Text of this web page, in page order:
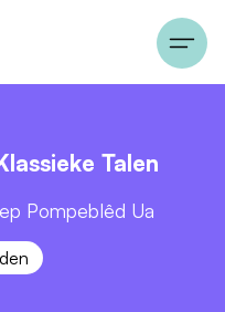
Talen
Pompeblêd Ua